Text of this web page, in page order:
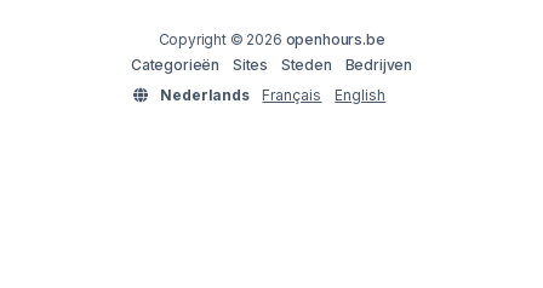
Copyright © 2026 openhours.be
Categorieën
Sites Steden
Bedrijven
Nederlands
Français English